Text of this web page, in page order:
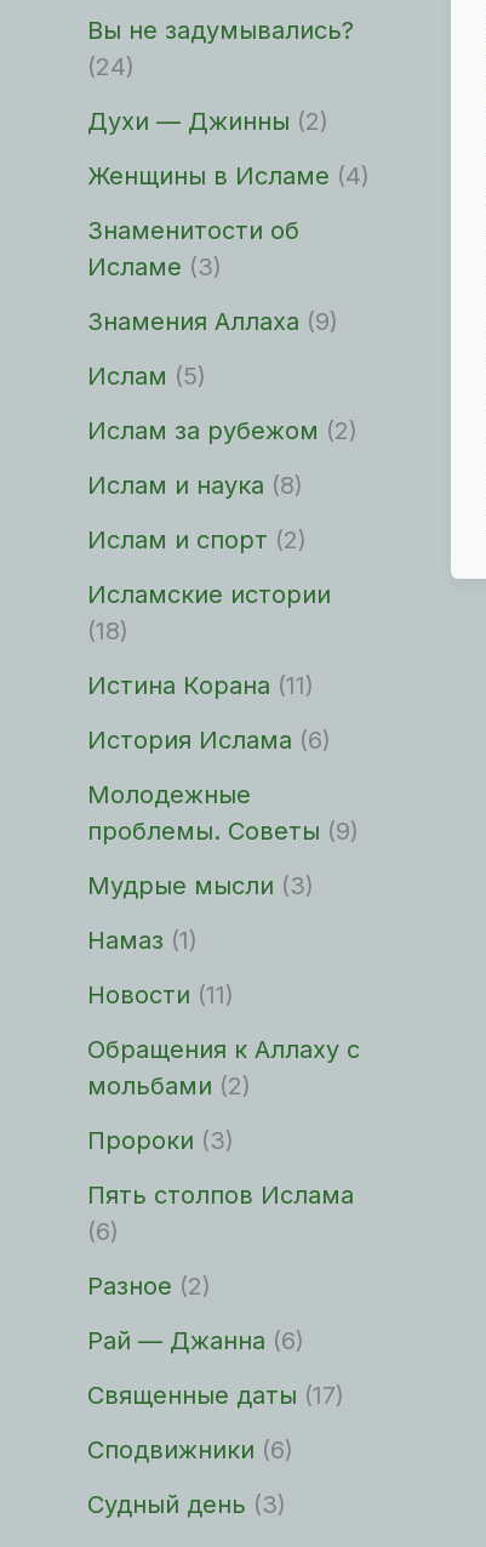
Вы не задумывались?
(24)
Духи — Джинны (2)
Женщины в Исламе (4)
Знаменитости об
Исламе (3)
Знамения Аллаха (9)
Ислам (5)
Ислам за рубежом (2)
Ислам и наука (8)
Ислам и спорт (2)
Исламские истории
(18)
Истина Корана (11)
История Ислама (6)
Молодежные
проблемы. Советы (9)
Мудрые мысли (3)
Намаз (1)
Новости (11)
Обращения к Аллаху с
мольбами (2)
Пророки (3)
Пять столпов Ислама
(6)
Разное (2)
Рай — Джанна (6)
Священные даты (17)
Сподвижники (6)
Судный день (3)